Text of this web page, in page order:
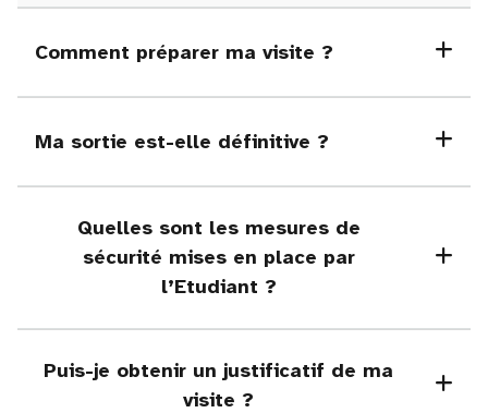
Comment préparer ma visite ?
Ma sortie est-elle définitive ?
Quelles sont les mesures de
sécurité mises en place par
l’Etudiant ?
Puis-je obtenir un justificatif de ma
visite ?